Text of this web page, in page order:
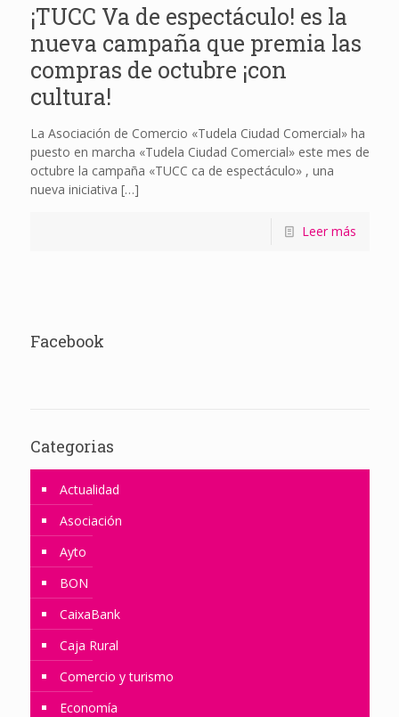
¡TUCC Va de espectáculo! es la
nueva campaña que premia las
compras de octubre ¡con
cultura!
La Asociación de Comercio «Tudela Ciudad Comercial» ha
puesto en marcha «Tudela Ciudad Comercial» este mes de
octubre la campaña «TUCC ca de espectáculo» , una
nueva iniciativa […]
Leer más
Facebook
Categorias
Actualidad
Asociación
Ayto
BON
CaixaBank
Caja Rural
Comercio y turismo
Economía